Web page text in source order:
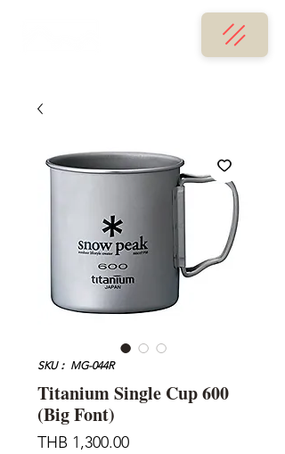
SKU： MG-044R
Titanium Single Cup 600
(Big Font)
THB 1,300.00価